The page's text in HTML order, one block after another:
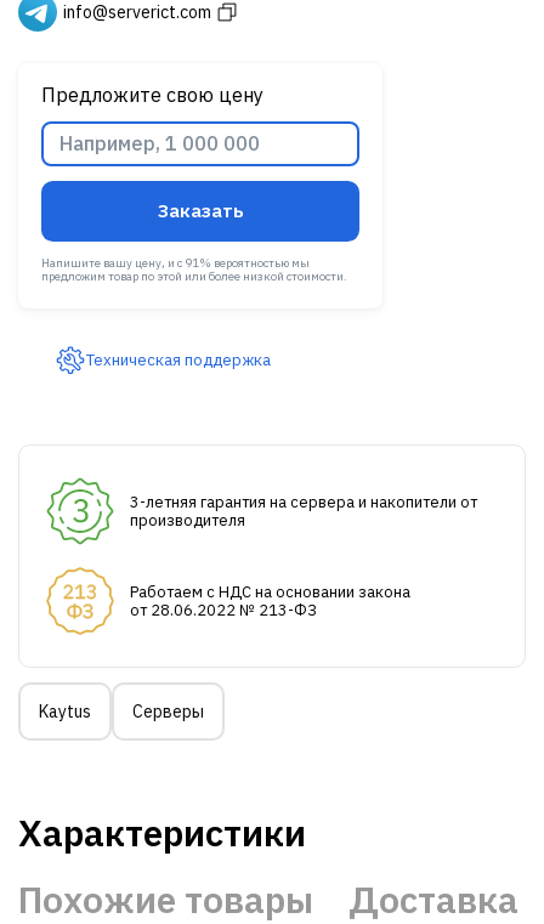
info@serverict.com
Предложите свою цену
Заказать
Напишите вашу цену, и с 91% вероятностью мы
предложим товар по этой или более низкой стоимости.
Техническая поддержка
3-летняя гарантия на сервера и накопители от
производителя
Работаем с НДС на основании закона
от 28.06.2022 № 213-ФЗ
Kaytus Серверы
Характеристики
Похожие товары
Доставка